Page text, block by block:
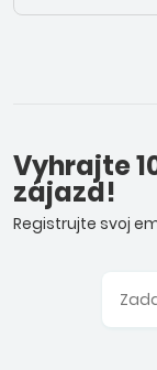
Vyhrajte
zájazd!
Registrujte svoj